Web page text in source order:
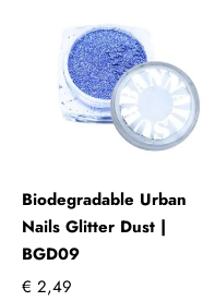
Biodegradable Urban
Nails Glitter Dust |
BGD09
€ 2,49